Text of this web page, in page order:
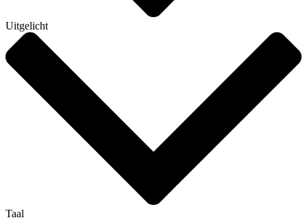
Uitgelicht
Taal